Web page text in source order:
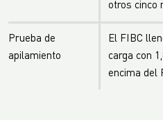
otros cinco
Prueba de
apilamiento
El FIBC
carga con
encima del